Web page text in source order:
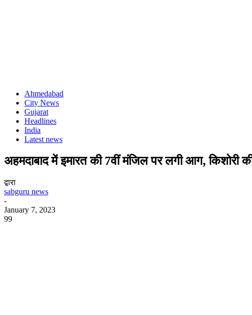
Ahmedabad
City News
Gujarat
Headlines
India
Latest news
अहमदाबाद में इमारत की 7वीं मंजिल पर लगी आग, किशोरी
द्वारा
sabguru news
-
January 7, 2023
99